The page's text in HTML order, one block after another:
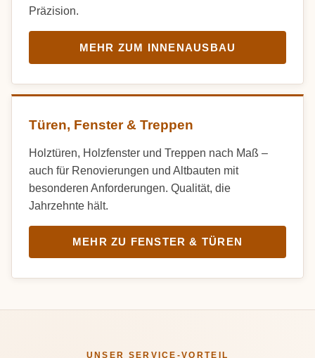
Präzision.
MEHR ZUM INNENAUSBAU
Türen, Fenster & Treppen
Holztüren, Holzfenster und Treppen nach Maß –
auch für Renovierungen und Altbauten mit
besonderen Anforderungen. Qualität, die
Jahrzehnte hält.
MEHR ZU FENSTER & TÜREN
UNSER SERVICE-VORTEIL